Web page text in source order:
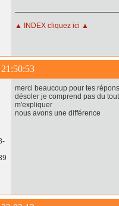
▲ INDEX cliquez ici ▲
merci beaucoup pour tes
désoler je comprend pas du
m'expliquer
nous avons une différence